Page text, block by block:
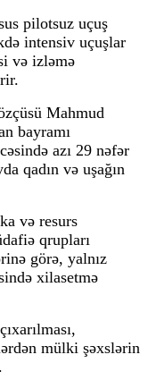
pilotsuz uçuş
intensiv uçuşlar
və izləmə
Mahmud
bayramı
azı 29 nəfər
qadın və uşağın
və resurs
qrupları
görə, yalnız
xilasetmə
mülki şəxslərin